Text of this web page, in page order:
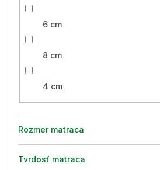
6 cm
8 cm
4 cm
Rozmer matraca
Tvrdosť matraca